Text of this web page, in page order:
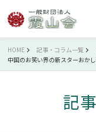
HOME 記事・コラム一覧
中国のお笑い界の新スターおか
記